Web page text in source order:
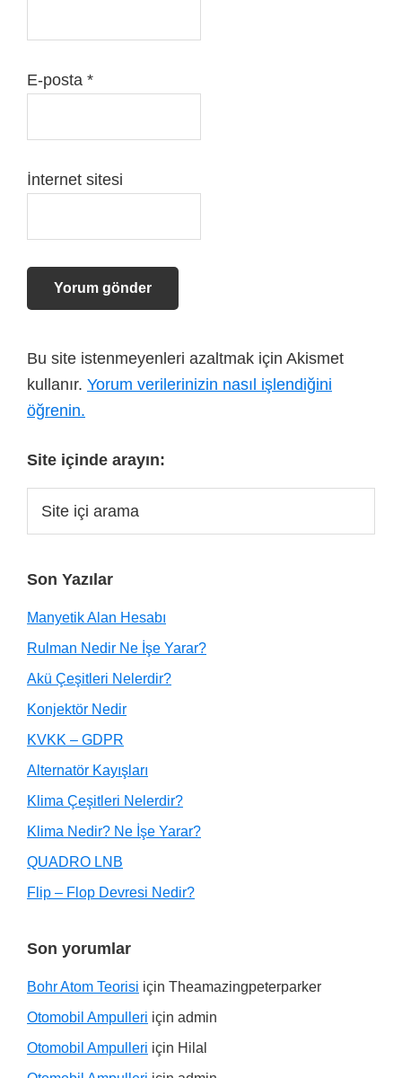
E-posta *
İnternet sitesi
Bu site istenmeyenleri azaltmak için Akismet
kullanır. Yorum verilerinizin nasıl işlendiğini
öğrenin.
Site içinde arayın:
Son Yazılar
Manyetik Alan Hesabı
Rulman Nedir Ne İşe Yarar?
Akü Çeşitleri Nelerdir?
Konjektör Nedir
KVKK – GDPR
Alternatör Kayışları
Klima Çeşitleri Nelerdir?
Klima Nedir? Ne İşe Yarar?
QUADRO LNB
Flip – Flop Devresi Nedir?
Son yorumlar
Bohr Atom Teorisi için Theamazingpeterparker
Otomobil Ampulleri için admin
Otomobil Ampulleri için Hilal